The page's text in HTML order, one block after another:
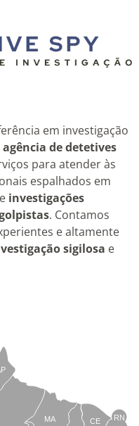
em investigação
agência de detetives
para atender às
espalhados em
investigações
. Contamos
e altamente
sigilosa e
RN
CE
MA